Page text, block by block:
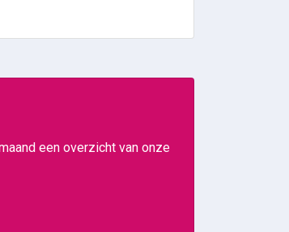
een overzicht van onze